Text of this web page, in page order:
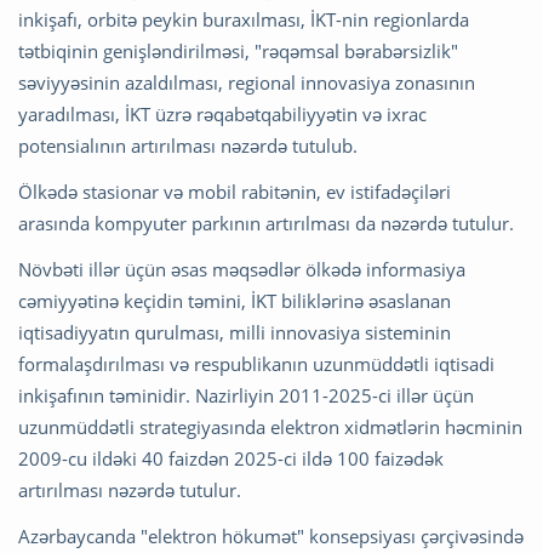
inkişafı, orbitə peykin buraxılması, İKT-nin regionlarda
tətbiqinin genişləndirilməsi, "rəqəmsal bərabərsizlik"
səviyyəsinin azaldılması, regional innovasiya zonasının
yaradılması, İKT üzrə rəqabətqabiliyyətin və ixrac
potensialının artırılması nəzərdə tutulub.
Ölkədə stasionar və mobil rabitənin, ev istifadəçiləri
arasında kompyuter parkının artırılması da nəzərdə tutulur.
Növbəti illər üçün əsas məqsədlər ölkədə informasiya
cəmiyyətinə keçidin təmini, İKT biliklərinə əsaslanan
iqtisadiyyatın qurulması, milli innovasiya sisteminin
formalaşdırılması və respublikanın uzunmüddətli iqtisadi
inkişafının təminidir. Nazirliyin 2011-2025-ci illər üçün
uzunmüddətli strategiyasında elektron xidmətlərin həcminin
2009-cu ildəki 40 faizdən 2025-ci ildə 100 faizədək
artırılması nəzərdə tutulur.
Azərbaycanda "elektron hökumət" konsepsiyası çərçivəsində